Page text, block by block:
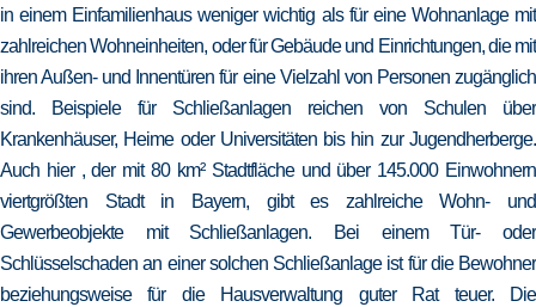
in einem Einfamilienhaus weniger wichtig als für eine Wohnanlage mit
zahlreichen Wohneinheiten, oder für Gebäude und Einrichtungen, die mit
ihren Außen- und Innentüren für eine Vielzahl von Personen zugänglich
sind. Beispiele für Schließanlagen reichen von Schulen über
Krankenhäuser, Heime oder Universitäten bis hin zur Jugendherberge.
Auch hier , der mit 80 km² Stadtfläche und über 145.000 Einwohnern
viertgrößten Stadt in Bayern, gibt es zahlreiche Wohn- und
Gewerbeobjekte mit Schließanlagen. Bei einem Tür- oder
Schlüsselschaden an einer solchen Schließanlage ist für die Bewohner
beziehungsweise für die Hausverwaltung guter Rat teuer. Die